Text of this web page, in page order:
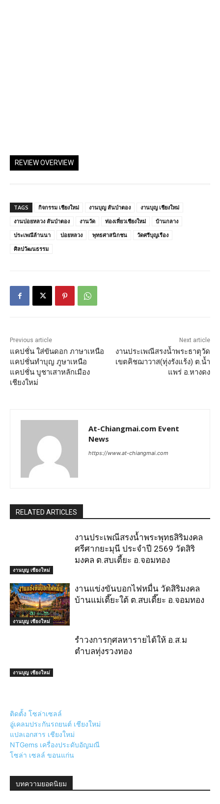
REVIEW OVERVIEW
TAGS กิจกรรม เชียงใหม่ งานบุญ สันป่าตอง
งานบุญ เชียงใหม่
งานปอยหลวง สันป่าตอง
งานวัด ท่องเที่ยวเชียงใหม่
บ้านกลาง
ประเพณีล้านนา
ปอยหลวง พุทธศาสนิกชน
วัดศรีบุญเรือง
ศิลปวัฒนธรรม
Previous article
แคปชั่น ใส่ขันดอก ภาษาเหนือ
แคปชั่นทำบุญ ภูษาเหนือ
แคปชั่น บูชาเสาหลักเมือง
เชียงใหม่
Next article
งานประเพณีสรงน้ำพระธาตุวัด
เขตคิชฌาวาส(ทุ่งรังแร้ง) ต.น้ำ
แพร่ อ.หางดง
At-Chiangmai.com Event
News
https://www.at-chiangmai.com
RELATED ARTICLES
งานบุญ เชียงใหม่
งานประเพณีสรงน้ำพระพุทธสิริมงคล
ศรีศากยะมุนี ประจำปี 2569 วัดสิริ
มงคล ต.สบเตี้ยะ อ.จอมทอง
งานบุญ เชียงใหม่
งานแข่งขันบอกไฟหมื่น วัดสิริมงคล
บ้านแม่เตี๊ยะใต้ ต.สบเตี๊ยะ อ.จอมทอง
งานบุญ เชียงใหม่
รำวงการกุศลหารายได้ให้ อ.ส.ม
ตำบลทุ่งรวงทอง
ติดตั้ง โซล่าเซลล์
อู่เคลมประกันรถยนต์ เชียงใหม่
แปลเอกสาร เชียงใหม่
NTGems เครื่องประดับอัญมณี
โซล่า เซลล์ ขอนแก่น
บทความยอดนิยม